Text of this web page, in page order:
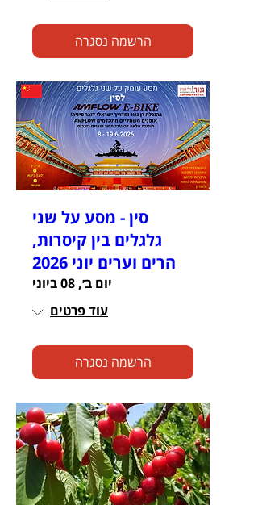
הרשמה נסגרה
סין - מסע על שני
גלגלים בין קיסרות,
הרים וערים יוני 2026
יום ב׳, 08 ביוני
עוד פרטים
הרשמה נסגרה